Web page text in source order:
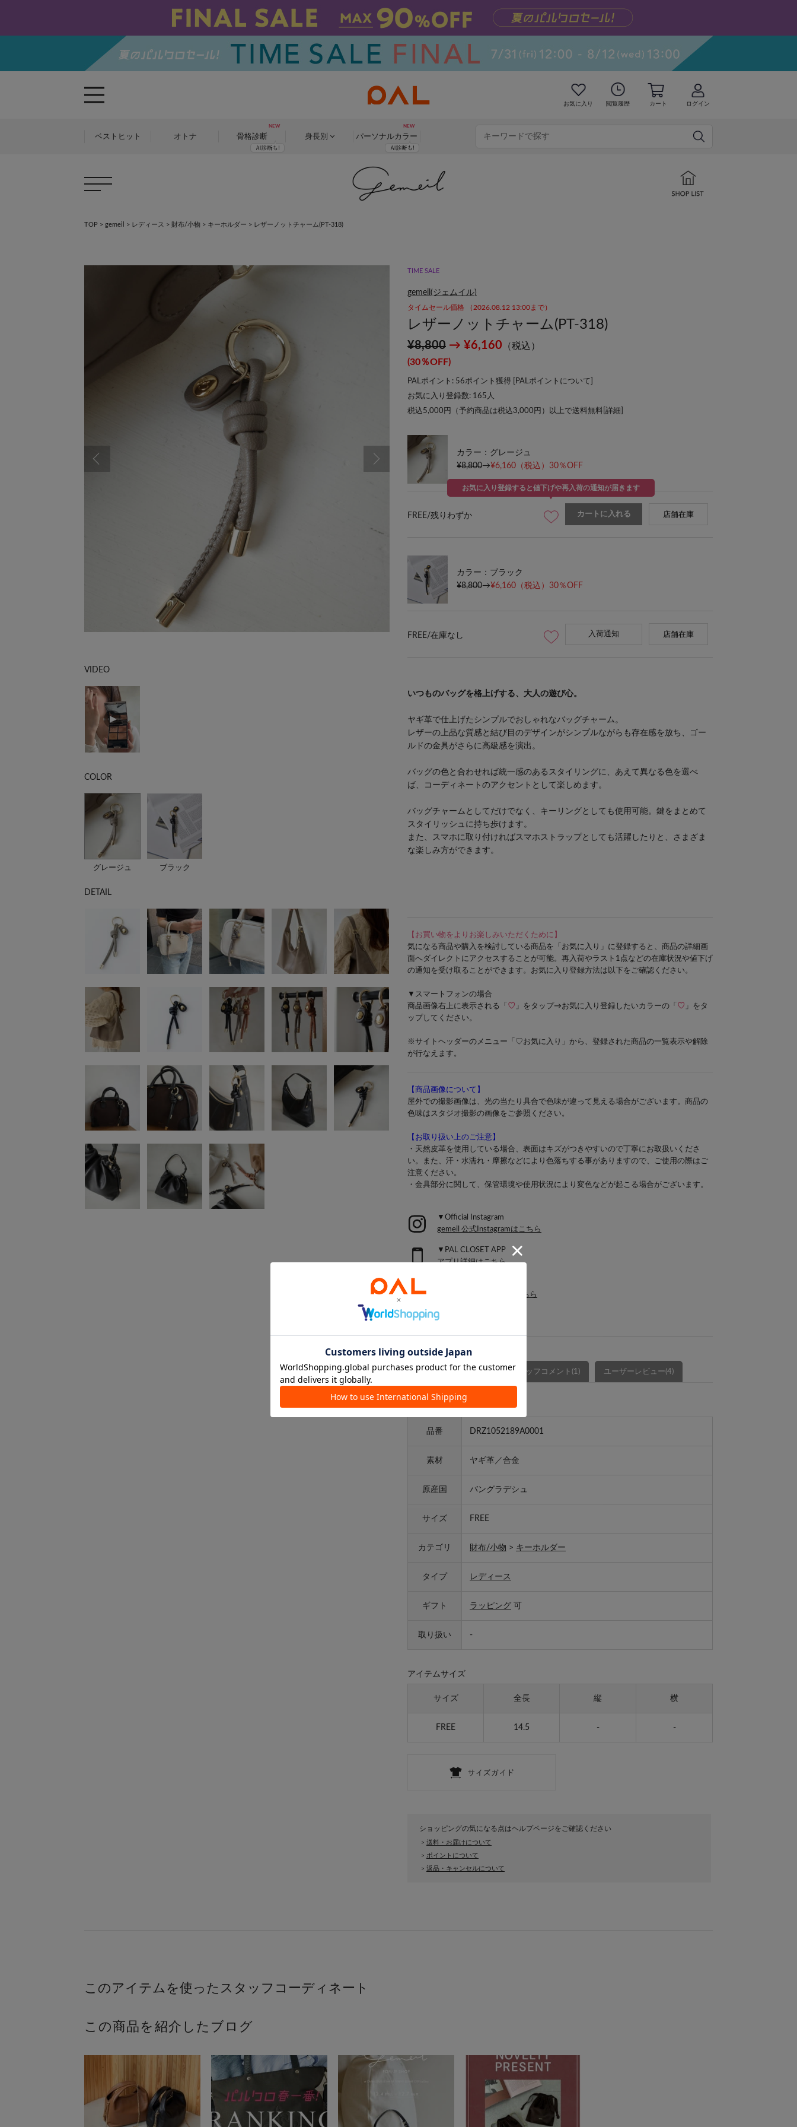
お気に入り 閲覧履歴 カート ログイン
ベストヒット オトナ 骨格診断 身長別 パーソナルカラー
TOP > gemeil > レディース > 財布/小物 > キーホルダー > レザーノットチャーム(PT-318)
VIDEO
COLOR
グレージュ ブラック
DETAIL
TIME SALE
gemeil(ジェムイル)
タイムセール価格 （2026.08.12 13:00まで）
レザーノットチャーム(PT-318)
¥8,800 → ¥6,160 （税込）
(30％OFF)
PALポイント: 56ポイント獲得 [ PALポイントについて
お気に入り登録数: 165 人
税込5,000円（予約商品は税込3,000円）以上で送料無料[ 詳細
カラー：グレージュ
¥8,800→¥6,160 （税込）30％OFF
FREE/残りわずか
お気に入り登録すると値下げや再入荷の通知が届きます
カートに入れる 店舗在庫
カラー：ブラック
¥8,800→¥6,160 （税込）30％OFF
FREE/在庫なし 入荷通知 店舗在庫
いつものバッグを格上げする、大人の遊び心。
ヤギ革で仕上げたシンプルでおしゃれなバッグチャーム。
レザーの上品な質感と結び目のデザインがシンプルながらも存在感を放ち、ゴー
ルドの金具がさらに高級感を演出。
バッグの色と合わせれば統一感のあるスタイリングに、あえて異なる色を選べ
ば、コーディネートのアクセントとして楽しめます。
バッグチャームとしてだけでなく、キーリングとしても使用可能。鍵をまとめて
スタイリッシュに持ち歩けます。
また、スマホに取り付ければスマホストラップとしても活躍したりと、さまざま
な楽しみ方ができます。
【お買い物をよりお楽しみいただくために】
気になる商品や購入を検討している商品を「お気に入り」に登録すると、商品の詳細画
面へダイレクトにアクセスすることが可能。再入荷やラスト1点などの在庫状況や値下げ
の通知を受け取ることができます。お気に入り登録方法は以下をご確認ください。
▼スマートフォンの場合
商品画像右上に表示される「 ♡ 」をタップ→お気に入り登録したいカラーの「 ♡ 」をタ
ップしてください。
※サイトヘッダーのメニュー「♡お気に入り」から、登録された商品の一覧表示や解除
が行なえます。
【商品画像について】
屋外での撮影画像は、光の当たり具合で色味が違って見える場合がございます。商品の
色味はスタジオ撮影の画像をご参照ください。
【お取り扱い上のご注意】
・天然皮革を使用している場合、表面はキズがつきやすいので丁寧にお取扱いくださ
い。また、汗・水濡れ・摩擦などにより色落ちする事がありますので、ご使用の際はご
注意ください。
・金具部分に関して、保管環境や使用状況により変色などが起こる場合がございます。
▼Official Instagram
gemeil 公式Instagramはこちら
▼PAL CLOSET APP
アプリ詳細はこちら
メールマガジン詳細はこちら
商品詳細 スタッフコメント(1) ユーザーレビュー(4)
アイテム詳細
品番 DRZ1052189A0001
素材 ヤギ革／合金
原産国 バングラデシュ
サイズ FREE
カテゴリ 財布/小物 > キーホルダー
タイプ レディース
ギフト ラッピング 可
取り扱い -
アイテムサイズ
サイズ 全長 縦 横
FREE 14.5 - -
ショッピングの気になる点はヘルプページをご確認ください
> 送料・お届けについて
> ポイントについて
> 返品・キャンセルについて
この商品を紹介したブログ